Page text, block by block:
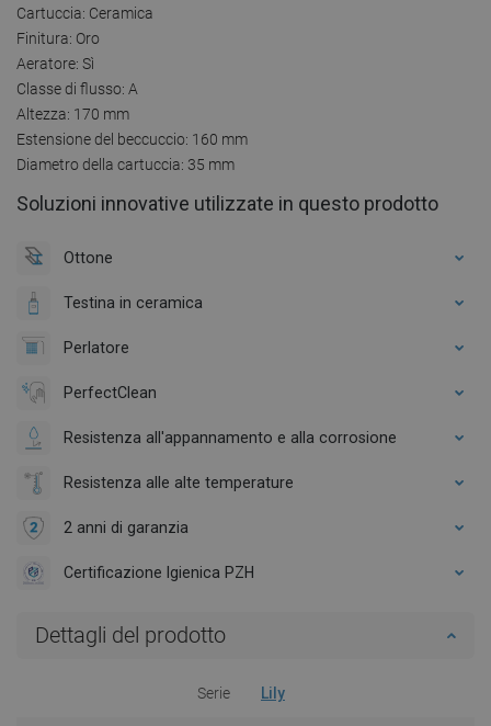
Cartuccia: Ceramica
Finitura: Oro
Aeratore: Sì
Classe di flusso: A
Altezza: 170 mm
Estensione del beccuccio: 160 mm
Diametro della cartuccia: 35 mm
Soluzioni innovative utilizzate in questo prodotto
Ottone
Testina in ceramica
Perlatore
PerfectClean
Resistenza all'appannamento e alla corrosione
Resistenza alle alte temperature
2 anni di garanzia
Certificazione Igienica PZH
Dettagli del prodotto
Serie Lily